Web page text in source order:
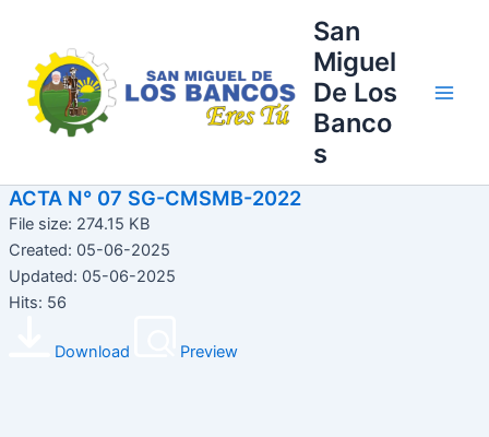
contenido
San
Miguel
De Los
Banco
s
ACTA N° 07 SG-CMSMB-2022
File size: 274.15 KB
Created: 05-06-2025
Updated: 05-06-2025
Hits: 56
Download Preview